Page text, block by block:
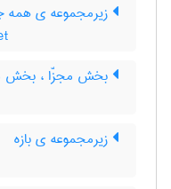
زیرمجموعه ی
بخش مجزّا ، بخش
زیرمجموعه ی بازه